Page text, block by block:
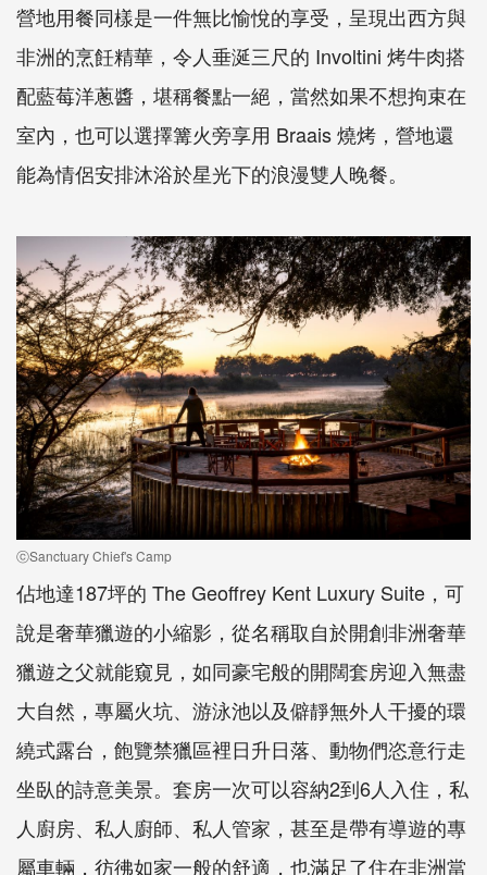
營地用餐同樣是一件無比愉悅的享受，呈現出西方與
非洲的烹飪精華，令人垂涎三尺的 Involtini 烤牛肉搭
配藍莓洋蔥醬，堪稱餐點一絕，當然如果不想拘束在
室內，也可以選擇篝火旁享用 Braais 燒烤，營地還
能為情侶安排沐浴於星光下的浪漫雙人晚餐。
ⓒSanctuary Chief's Camp
佔地達187坪的 The Geoffrey Kent Luxury Suite，可
說是奢華獵遊的小縮影，從名稱取自於開創非洲奢華
獵遊之父就能窺見，如同豪宅般的開闊套房迎入無盡
大自然，專屬火坑、游泳池以及僻靜無外人干擾的環
繞式露台，飽覽禁獵區裡日升日落、動物們恣意行走
坐臥的詩意美景。套房一次可以容納2到6人入住，私
人廚房、私人廚師、私人管家，甚至是帶有導遊的專
屬車輛，彷彿如家一般的舒適，也滿足了住在非洲當